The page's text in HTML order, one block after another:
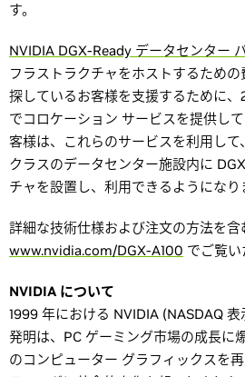
す。
NVIDIA DGX-Ready データセンター
フラストラクチャをホストするため
探しているお客様を支援するために、
でコロケーション サービスを提供し
客様は、これらのサービスを利用し
クラスのデータセンター施設内に
チャを設置し、利用できるようになり
詳細な技術仕様および注文の方法を含
www.nvidia.com/DGX-A100 でご覧い
NVIDIA について
1999 年における NVIDIA (NASDAQ
発明は、PC ゲーミング市場の成長に
のコンピューター グラフィックスを